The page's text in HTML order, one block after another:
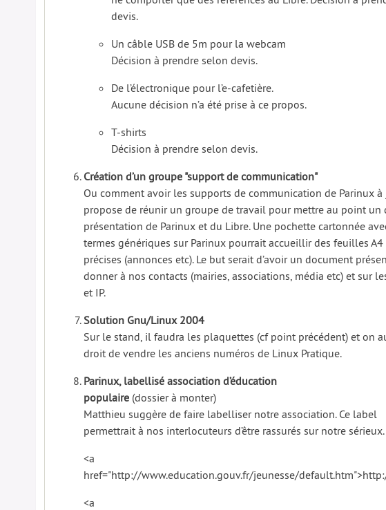
devis.
Un câble USB de 5m pour la webcam
Décision à prendre selon devis.
De l’électronique pour l’e-cafetière.
Aucune décision n’a été prise à ce propos.
T-shirts
Décision à prendre selon devis.
Création d’un groupe "support de communication"
Ou comment avoir les supports de communication de Parinux à
propose de réunir un groupe de travail pour mettre au point un
présentation de Parinux et du Libre. Une pochette cartonnée
termes génériques sur Parinux pourrait accueillir des feuilles
précises (annonces etc). Le but serait d’avoir un document
donner à nos contacts (mairies, associations, média etc) et sur
et IP.
Solution Gnu/Linux 2004
Sur le stand, il faudra les plaquettes (cf point précédent) et on
droit de vendre les anciens numéros de Linux Pratique.
Parinux, labellisé association d’éducation
populaire (dossier à monter)
Matthieu suggère de faire labelliser notre association. Ce label
permettrait à nos interlocuteurs d’être rassurés sur notre sérieux.
<a
href="http://www.education.gouv.fr/jeunesse/
<a